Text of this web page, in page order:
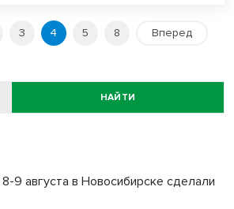
3 4 5 8 Вперед
НАЙТИ
9 августа в Новосибирске сделали